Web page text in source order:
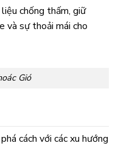
chống thấm, giữ
và sự thoải mái cho
Gió
cách với các xu hướng